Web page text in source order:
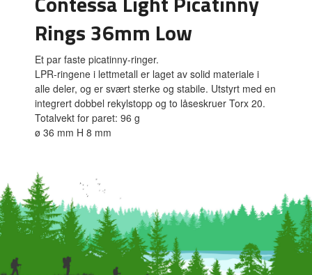
Rings 36mm Low
Et par faste picatinny-ringer.
LPR-ringene i lettmetall er laget av solid materiale i
alle deler, og er svært sterke og stabile. Utstyrt med en
integrert dobbel rekylstopp og to låseskruer Torx 20.
Totalvekt for paret: 96 g
ø 36 mm H 8 mm